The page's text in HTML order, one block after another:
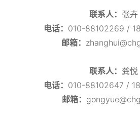
联系人： 张卉
电话： 010-88102269 /
邮箱：
联系人： 龚悦
电话： 010-88102647 /
邮箱：